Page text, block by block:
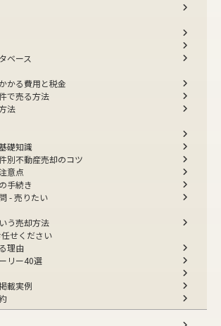
ベース
かる費用と税金
で売る方法
法
礎知識
別不動産売却のコツ
意点
手続き
- 売りたい
う売却方法
せください
理由
リー40選
載実例